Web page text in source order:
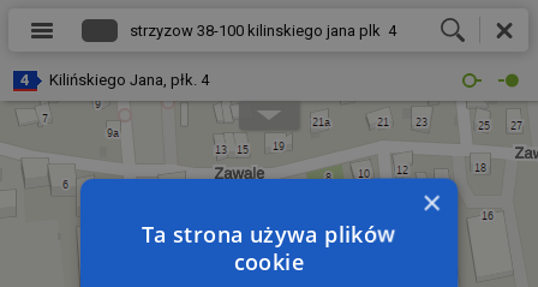
Kilińskiego Jana, płk. 4
×
Ta strona używa plików
cookie